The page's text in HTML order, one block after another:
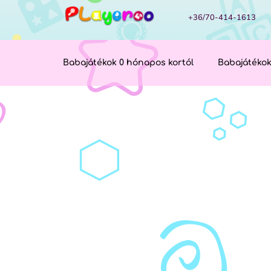
+36/70-414-1613
Babajátékok 0 hónapos kortól